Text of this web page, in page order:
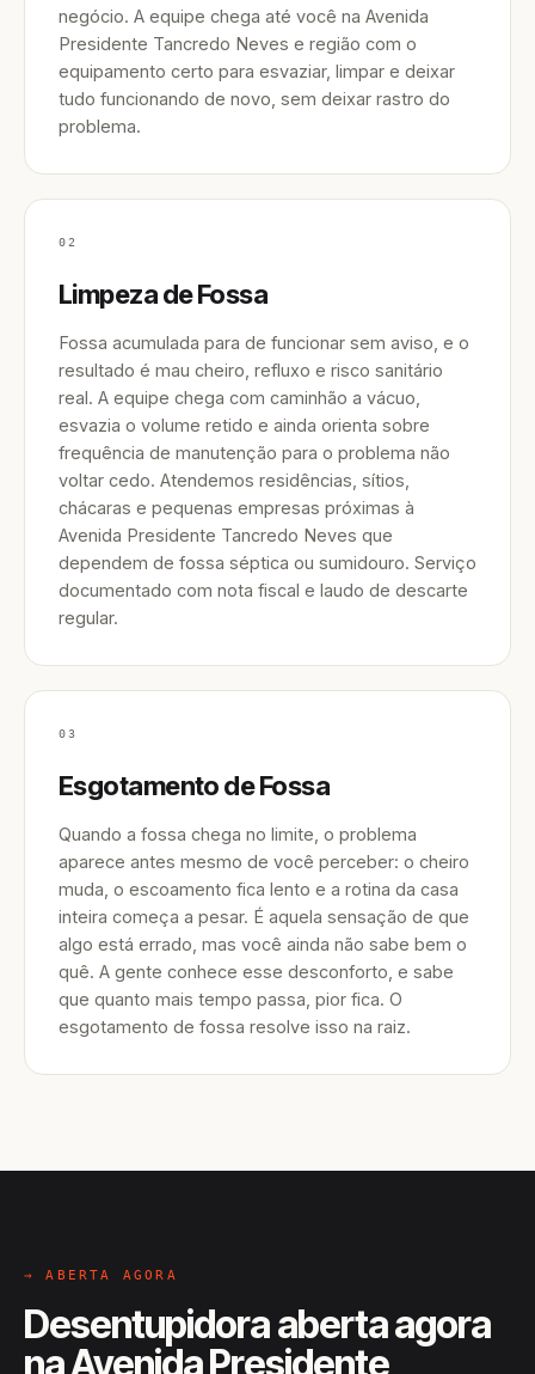
negócio. A equipe chega até você na Avenida
Presidente Tancredo Neves e região com o
equipamento certo para esvaziar, limpar e deixar
tudo funcionando de novo, sem deixar rastro do
problema.
02
Limpeza de Fossa
Fossa acumulada para de funcionar sem aviso, e o
resultado é mau cheiro, refluxo e risco sanitário
real. A equipe chega com caminhão a vácuo,
esvazia o volume retido e ainda orienta sobre
frequência de manutenção para o problema não
voltar cedo. Atendemos residências, sítios,
chácaras e pequenas empresas próximas à
Avenida Presidente Tancredo Neves que
dependem de fossa séptica ou sumidouro. Serviço
documentado com nota fiscal e laudo de descarte
regular.
03
Esgotamento de Fossa
Quando a fossa chega no limite, o problema
aparece antes mesmo de você perceber: o cheiro
muda, o escoamento fica lento e a rotina da casa
inteira começa a pesar. É aquela sensação de que
algo está errado, mas você ainda não sabe bem o
quê. A gente conhece esse desconforto, e sabe
que quanto mais tempo passa, pior fica. O
esgotamento de fossa resolve isso na raiz.
→ ABERTA AGORA
Desentupidora aberta agora
na Avenida Presidente